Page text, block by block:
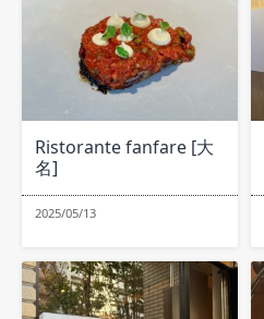
Ristorante fanfare [大
名]
2025/05/13